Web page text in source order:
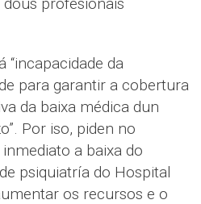
“incapacidade da
para garantir a cobertura
da baixa médica dun
Por iso, piden no
a baixa do
psiquiatría do Hospital
os recursos e o